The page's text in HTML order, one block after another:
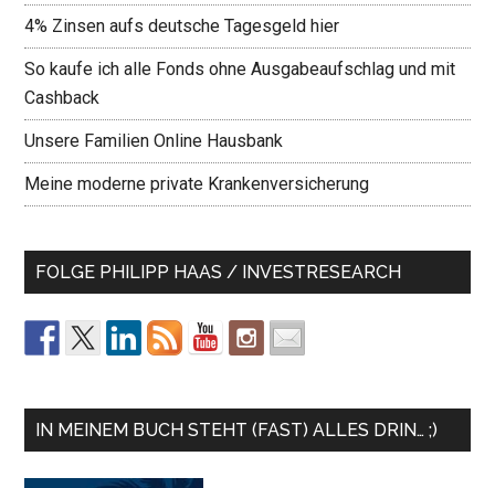
4% Zinsen aufs deutsche Tagesgeld hier
So kaufe ich alle Fonds ohne Ausgabeaufschlag und mit
Cashback
Unsere Familien Online Hausbank
Meine moderne private Krankenversicherung
FOLGE PHILIPP HAAS / INVESTRESEARCH
IN MEINEM BUCH STEHT (FAST) ALLES DRIN… ;)